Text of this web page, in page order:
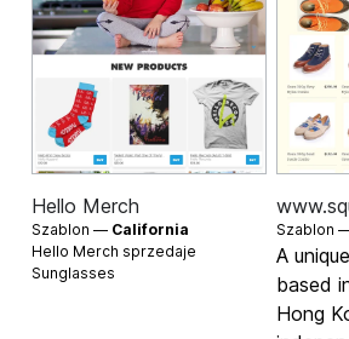
Hello Merch
Szablon — California
Hello Merch sprzedaje
Sunglasses
Szablon
A
based
Hong